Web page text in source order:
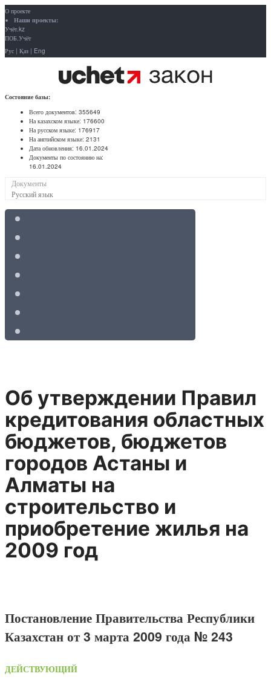
О проекте
Наши проекты:
Учёт.kz
ПОБ.Учёт
Рус | Қаз | Eng
Состояние базы:
Всего документов: 355649
На казахском языке: 176600
На русском языке: 176917
На английском языке: 2131
Дата обновления: 16.01.2024
Документы по состоянию на:
16.01.2024
Документы
Русский язык
Об утверждении Правил
кредитования областных
бюджетов, бюджетов
городов Астаны и
Алматы на
строительство и
приобретение жилья на
2009 год
Постановление Правительства Республики
Казахстан от 3 марта 2009 года № 243
ДЕЙСТВУЮЩИЙ